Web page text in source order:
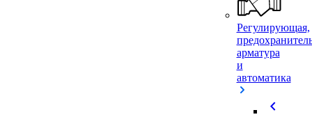
Регулирующая,
арматура
и
автоматика
chevron_left